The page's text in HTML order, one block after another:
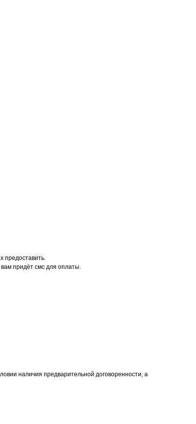
предоставить.
придёт смс для оплаты.
наличия предварительной договоренности, а